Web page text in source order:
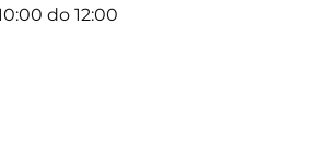
do 12:00